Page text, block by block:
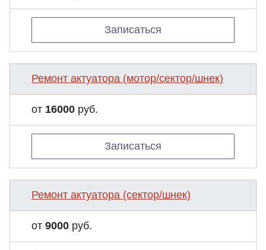
Записаться
Ремонт актуатора (мотор/сектор/шнек)
от 16000 руб.
Записаться
Ремонт актуатора (сектор/шнек)
от 9000 руб.